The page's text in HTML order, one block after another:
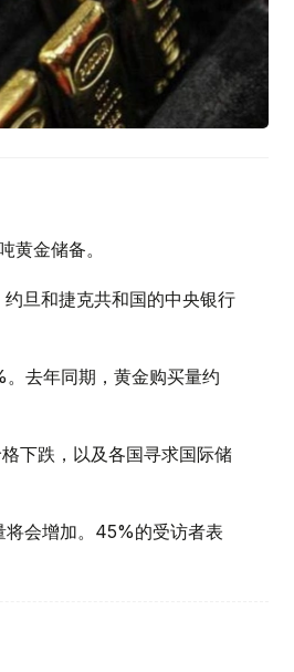
金储备。
旦和捷克共和国的中央银行
去年同期，黄金购买量约
下跌，以及各国寻求国际储
会增加。45%的受访者表